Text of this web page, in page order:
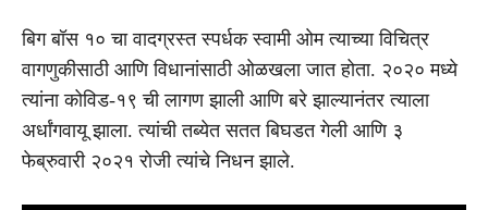
बिग बॉस १० चा वादग्रस्त स्पर्धक स्वामी ओम त्याच्या विचित्र
वागणुकीसाठी आणि विधानांसाठी ओळखला जात होता. २०२० मध्ये
त्यांना कोविड-१९ ची लागण झाली आणि बरे झाल्यानंतर त्याला
अर्धांगवायू झाला. त्यांची तब्येत सतत बिघडत गेली आणि ३
फेब्रुवारी २०२१ रोजी त्यांचे निधन झाले.